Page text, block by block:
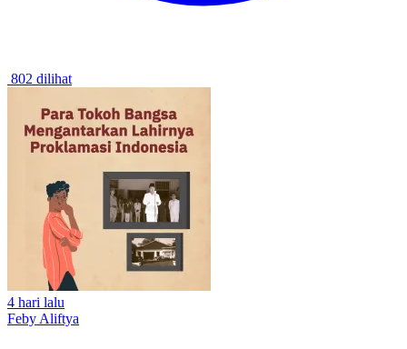
802 dilihat
4 hari lalu
Feby Aliftya